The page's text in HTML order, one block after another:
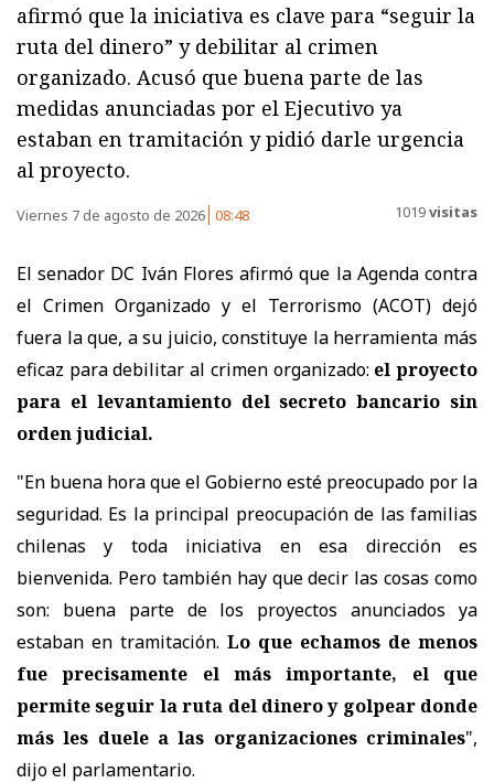
afirmó que la iniciativa es clave para “seguir la
ruta del dinero” y debilitar al crimen
organizado. Acusó que buena parte de las
medidas anunciadas por el Ejecutivo ya
estaban en tramitación y pidió darle urgencia
al proyecto.
Viernes 7 de agosto de 2026 08:48 1019visitas
El senador DC Iván Flores afirmó que la Agenda contra
el Crimen Organizado y el Terrorismo (ACOT) dejó
fuera la que, a su juicio, constituye la herramienta más
eficaz para debilitar al crimen organizado: el proyecto
para el levantamiento del secreto bancario sin
orden judicial.
"En buena hora que el Gobierno esté preocupado por la
seguridad. Es la principal preocupación de las familias
chilenas y toda iniciativa en esa dirección es
bienvenida. Pero también hay que decir las cosas como
son: buena parte de los proyectos anunciados ya
estaban en tramitación. Lo que echamos de menos
fue precisamente el más importante, el que
permite seguir la ruta del dinero y golpear donde
más les duele a las organizaciones criminales",
dijo el parlamentario.